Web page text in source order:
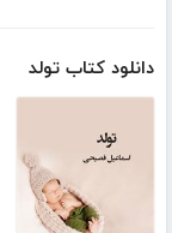
دانلود کتاب تولد